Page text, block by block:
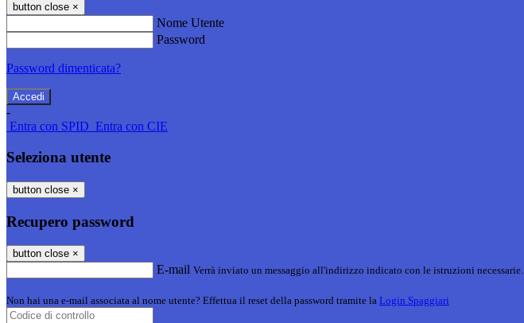
button close ×
Nome Utente
Password
Password dimenticata?
-
Entra con SPID Entra con CIE
Seleziona utente
button close ×
Recupero password
button close ×
E-mail Verrà inviato un messaggio all'indirizzo indicato con le istruzioni necessarie.
Non hai una e-mail associata al nome utente? Effettua il reset della password tramite la Login Spaggiari